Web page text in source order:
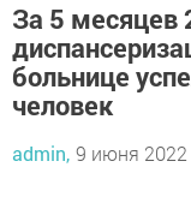
За 5 месяцев
больнице
человек
admin, 9 июня 2022